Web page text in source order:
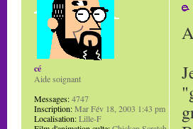
cé
Aide soignant
Messages:4747
Inscription:Mar Fév 18, 2003 1:43 pm
Localisation:Lille-F